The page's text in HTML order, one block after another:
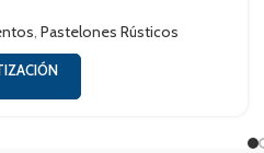
Pastelones Rústicos